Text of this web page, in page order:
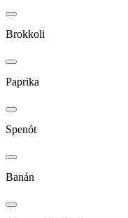
Brokkoli
Paprika
Spenót
Banán